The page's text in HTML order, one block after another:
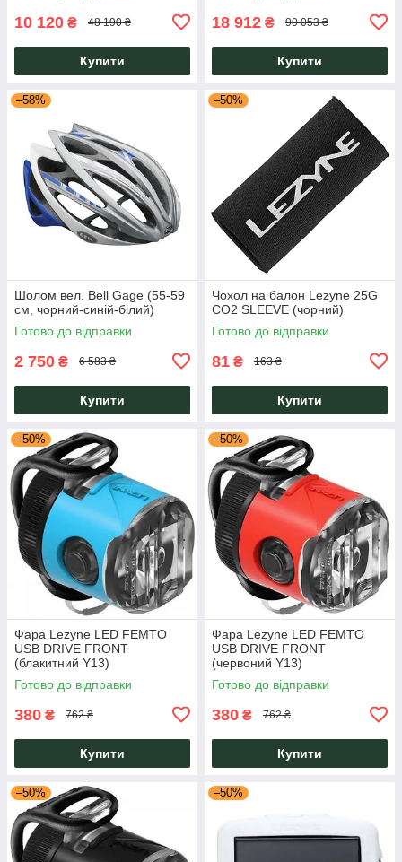
10 120 ₴ 48 190 ₴
Купити
18 912 ₴ 90 053 ₴
Купити
–58%
Шолом вел. Bell Gage (55-59
см, чорний-синій-білий)
Готово до відправки
2 750 ₴ 6 583 ₴
Купити
–50%
Чохол на балон Lezyne 25G
CO2 SLEEVE (чорний)
Готово до відправки
81 ₴ 163 ₴
Купити
–50%
Фара Lezyne LED FEMTO
USB DRIVE FRONT
(блакитний Y13)
Готово до відправки
380 ₴ 762 ₴
Купити
–50%
Фара Lezyne LED FEMTO
USB DRIVE FRONT
(червоний Y13)
Готово до відправки
380 ₴ 762 ₴
Купити
–50% –50%